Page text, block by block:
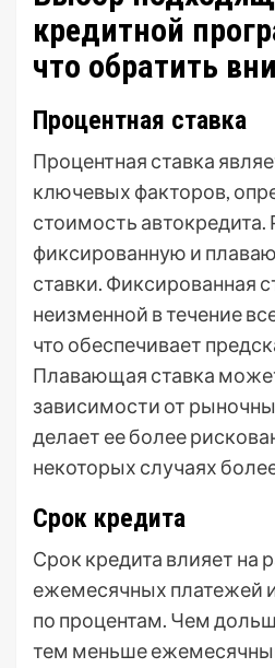
кредитной
что обратить
Процентная ставка
Процентная ставка
ключевых факторов,
стоимость автокредита.
фиксированную и
ставки. Фиксированная
неизменной в течение
что обеспечивает
Плавающая ставка
зависимости от
делает ее более
некоторых случаях
Срок кредита
Срок кредита влияет на
ежемесячных платежей
по процентам. Чем
тем меньше